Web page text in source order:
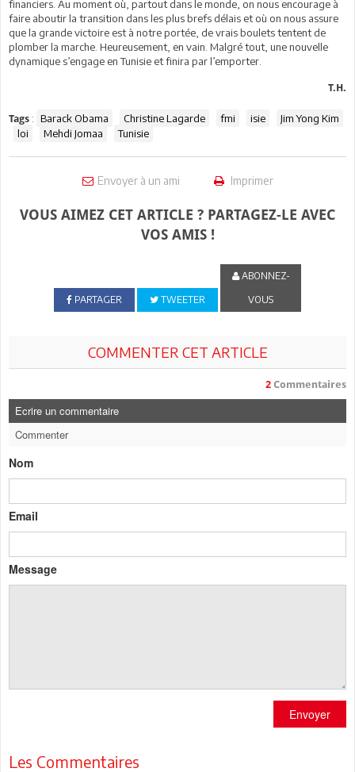
financiers. Au moment où, partout dans le monde, on nous encourage à
faire aboutir la transition dans les plus brefs délais et où on nous assure
que la grande victoire est à notre portée, de vrais boulets tentent de
plomber la marche. Heureusement, en vain. Malgré tout, une nouvelle
dynamique s’engage en Tunisie et finira par l’emporter.
T.H.
Tags : Barack Obama Christine Lagarde fmi isie
Jim Yong Kim
loi
Mehdi Jomaa Tunisie
Envoyer à un ami Imprimer
VOUS AIMEZ CET ARTICLE ? PARTAGEZ-LE AVEC
VOS AMIS !
PARTAGER TWEETER
ABONNEZ-
VOUS
COMMENTER CET ARTICLE
2 Commentaires
Ecrire un commentaire
Commenter
Nom
Email
Message
Envoyer
Les Commentaires